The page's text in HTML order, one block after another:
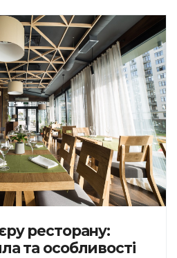
ресторану:
та особливості